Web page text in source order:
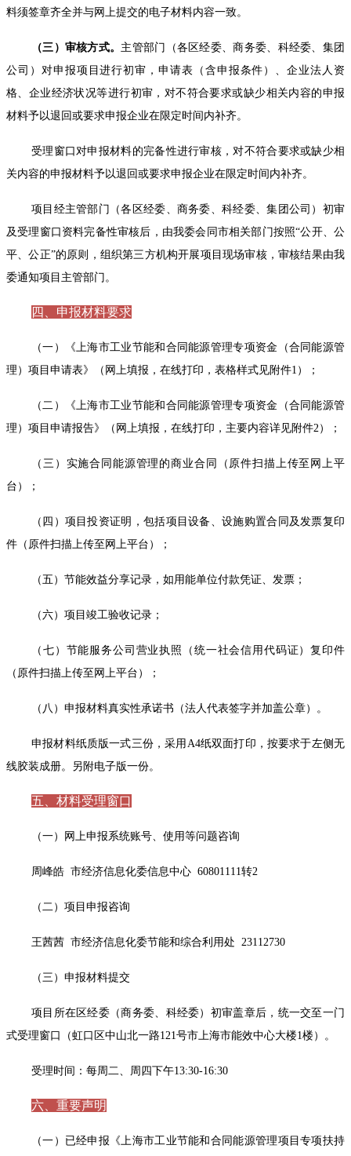
料须签章齐全并与网上提交的电子材料内容一致。
（三）审核方式。 主管部门（各区经委、商务委、科经委、集团
公司）对申报项目进行初审，申请表（含申报条件）、企业法人资
格、企业经济状况等进行初审，对不符合要求或缺少相关内容的申报
材料予以退回或要求申报企业在限定时间内补齐。
受理窗口对申报材料的完备性进行审核，对不符合要求或缺少相
关内容的申报材料予以退回或要求申报企业在限定时间内补齐。
项目经主管部门（各区经委、商务委、科经委、集团公司）初审
及受理窗口资料完备性审核后，由我委会同市相关部门按照“公开、公
平、公正”的原则，组织第三方机构开展项目现场审核，审核结果由我
委通知项目主管部门。
四、申报材料要求
（一）《上海市工业节能和合同能源管理专项资金（合同能源管
理）项目申请表》（网上填报，在线打印，表格样式见附件1）；
（二）《上海市工业节能和合同能源管理专项资金（合同能源管
理）项目申请报告》（网上填报，在线打印，主要内容详见附件2）；
（三）实施合同能源管理的商业合同（原件扫描上传至网上平
台）；
（四）项目投资证明，包括项目设备、设施购置合同及发票复印
件（原件扫描上传至网上平台）；
（五）节能效益分享记录，如用能单位付款凭证、发票；
（六）项目竣工验收记录；
（七）节能服务公司营业执照（统一社会信用代码证）复印件
（原件扫描上传至网上平台）；
（八）申报材料真实性承诺书（法人代表签字并加盖公章）。
申报材料纸质版一式三份，采用A4纸双面打印，按要求于左侧无
线胶装成册。另附电子版一份。
五、材料受理窗口
（一）网上申报系统账号、使用等问题咨询
周峰皓 市经济信息化委信息中心 60801111转2
（二）项目申报咨询
王茜茜 市经济信息化委节能和综合利用处 23112730
（三）申报材料提交
项目所在区经委（商务委、科经委）初审盖章后，统一交至一门
式受理窗口（虹口区中山北一路121号市上海市能效中心大楼1楼）。
受理时间：每周二、周四下午13:30-16:30
六、重要声明
（一）已经申报《上海市工业节能和合同能源管理项目专项扶持